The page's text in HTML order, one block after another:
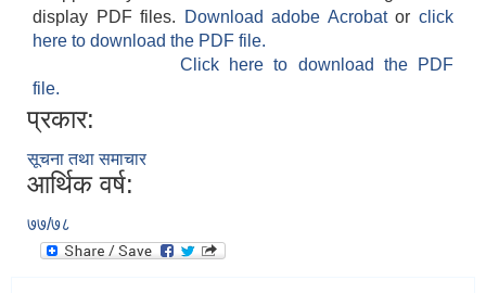
display PDF files.
Download adobe Acrobatorclick
here to download the PDF file.
Click here to download the PDF
file.
प्रकार:
सूचना तथा समाचार
आर्थिक वर्ष:
७७/७८